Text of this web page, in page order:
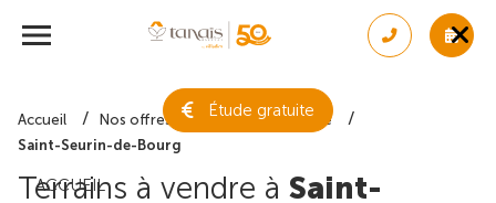
Étude gratuite
ACCUEIL
Accueil Nos offres de terrain
Gironde
Saint-Seurin-de-Bourg
Terrains à vendre à Saint-